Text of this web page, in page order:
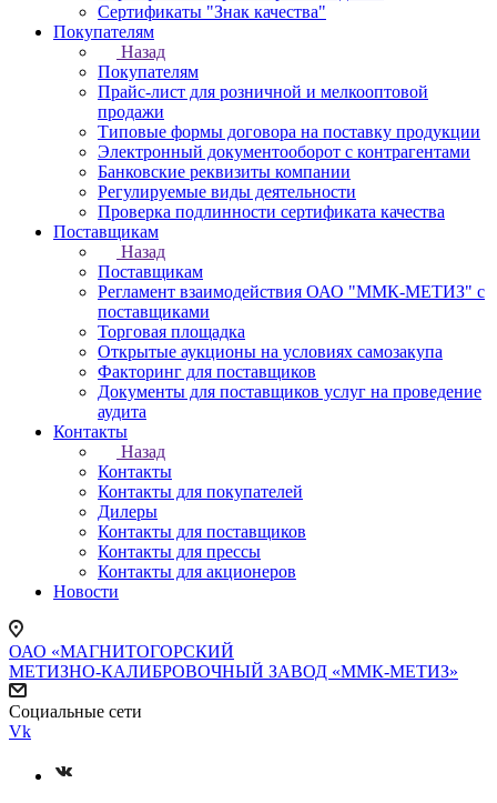
Сертификаты "Знак качества"
Покупателям
Назад
Покупателям
Прайс-лист для розничной и мелкооптовой
продажи
Типовые формы договора на поставку продукции
Электронный документооборот с контрагентами
Банковские реквизиты компании
Регулируемые виды деятельности
Проверка подлинности сертификата качества
Поставщикам
Назад
Поставщикам
Регламент взаимодействия ОАО "ММК-МЕТИЗ" с
поставщиками
Торговая площадка
Открытые аукционы на условиях самозакупа
Факторинг для поставщиков
Документы для поставщиков услуг на проведение
аудита
Контакты
Назад
Контакты
Контакты для покупателей
Дилеры
Контакты для поставщиков
Контакты для прессы
Контакты для акционеров
Новости
ОАО «МАГНИТОГОРСКИЙ
МЕТИЗНО-КАЛИБРОВОЧНЫЙ ЗАВОД «ММК-МЕТИЗ»
Социальные сети
Vk